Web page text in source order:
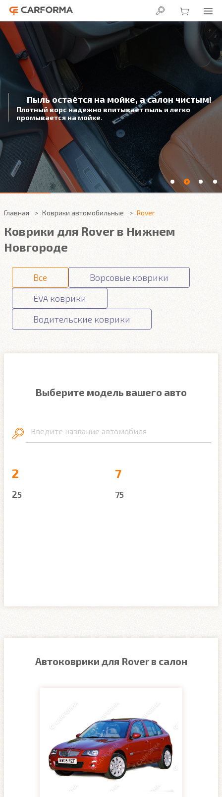
Пыль остаётся на мойке, а салон чистым!
Плотный ворс надежно впитывает пыль и легко
промывается на мойке.
Главная Коврики автомобильные Rover
Коврики для Rover в Нижнем
Новгороде
Все
Ворсовые коврики
EVA коврики
Водительские коврики
Выберите модель вашего авто
Введите название автомобиля
2
25
7
75
Автоковрики для Rover в салон